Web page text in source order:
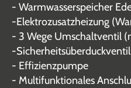
- Warmwasserspeicher
-Elektrozusatzheizung
- 3 Wege Umschaltventil
-
- Effizienzpumpe
- Multifunktionales